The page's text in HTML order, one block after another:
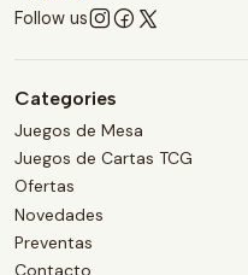
Follow us
Categories
Juegos de Mesa
Juegos de Cartas TCG
Ofertas
Novedades
Preventas